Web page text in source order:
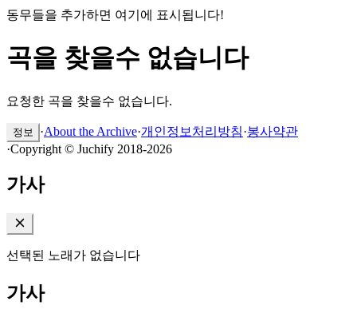
동무들을 추가하면 여기에 표시됩니다!
곡을 찾을수 없습니다
요청한 곡을 찾을수 없습니다.
정보 ·About the Archive·개인정보처리방침·봉사약관
·Copyright © Juchify 2018-2026
가사
선택된 노래가 없습니다
가사